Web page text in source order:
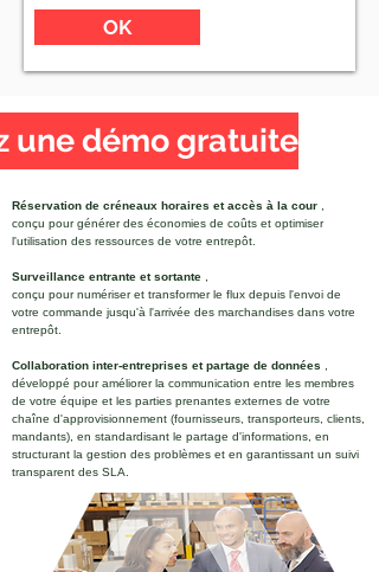
OK
une démo gratuite
Réservation de créneaux horaires et accès à la cour
conçu pour générer des économies de coûts et optimiser
l'utilisation des ressources de votre entrepôt.
Surveillance entrante et sortante
conçu pour numériser et transformer le flux depuis l'envoi de
votre commande jusqu'à l'arrivée des marchandises dans votre
entrepôt.
Collaboration inter-entreprises et partage de données
développé pour améliorer la communication entre les membres
de votre équipe et les parties prenantes externes de votre
chaîne d'approvisionnement (fournisseurs, transporteurs, clients,
mandants), en standardisant le partage d'informations, en
structurant la gestion des problèmes et en garantissant un suivi
transparent des SLA.